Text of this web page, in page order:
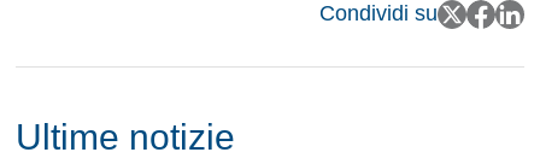
Condividi su
Ultime notizie